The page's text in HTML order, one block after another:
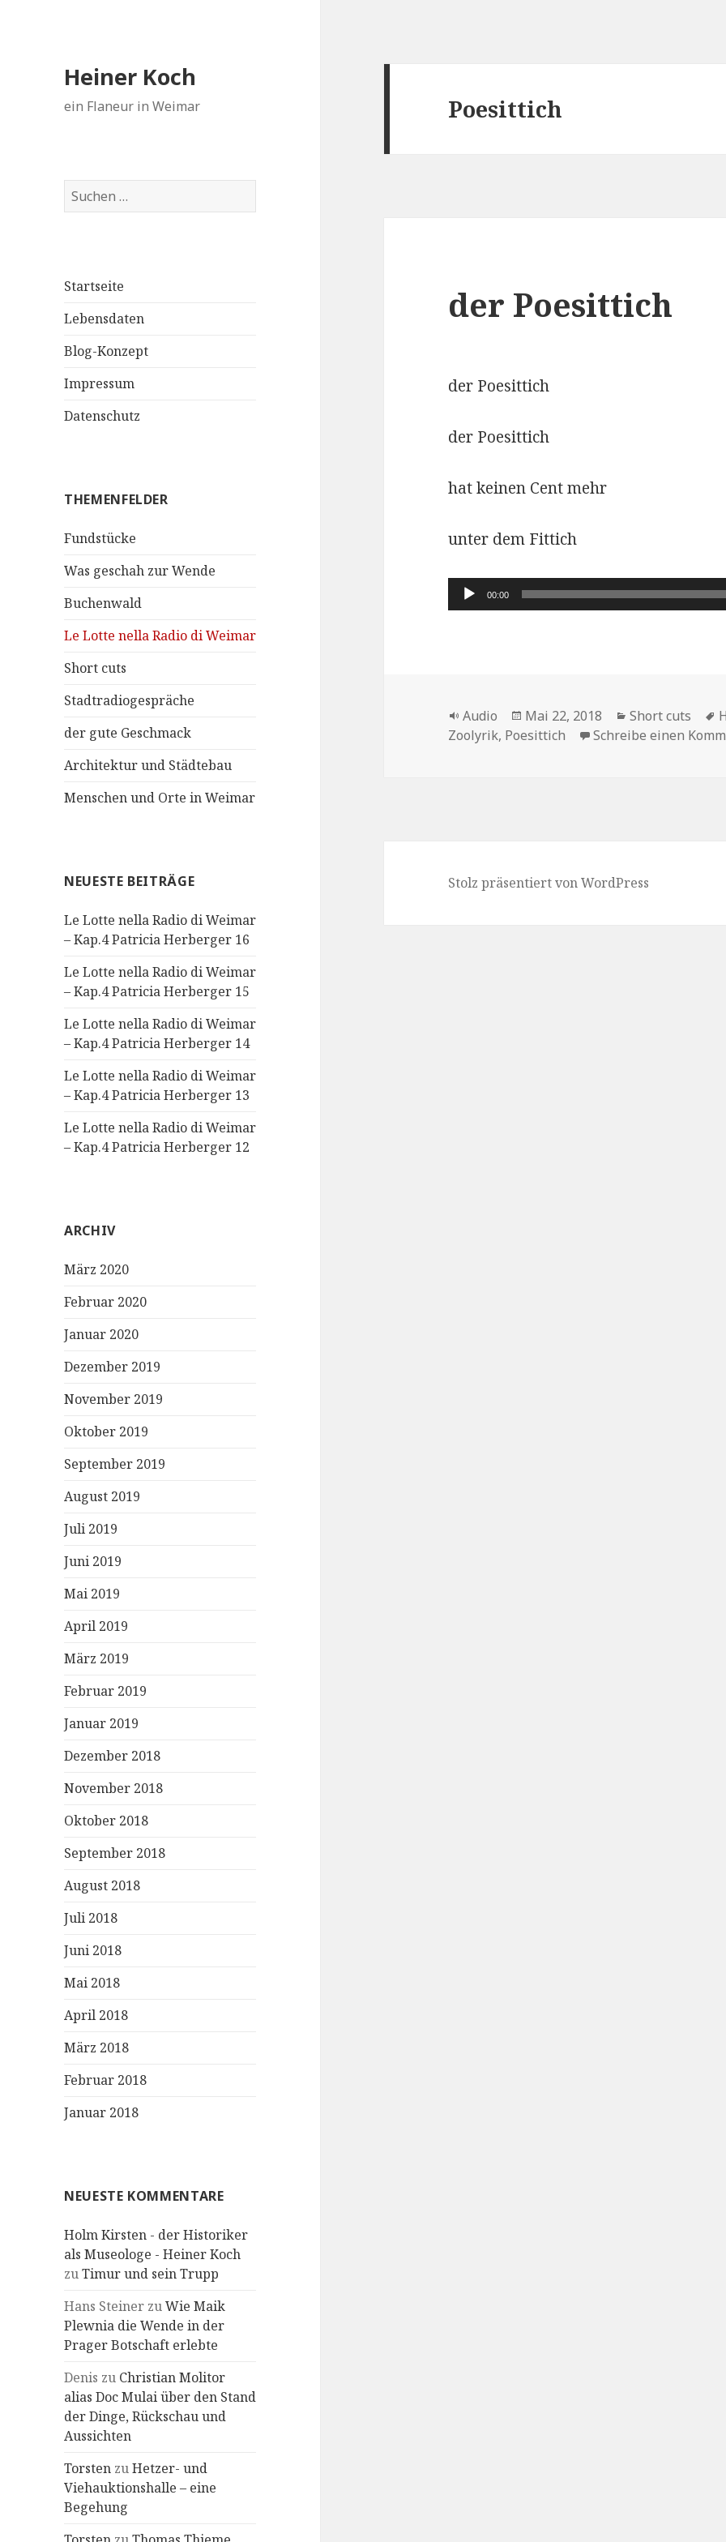
Heiner Koch
ein Flaneur in Weimar
Suchen
nach:
Startseite
Lebensdaten
Blog-Konzept
Impressum
Datenschutz
THEMENFELDER
Fundstücke
Was geschah zur Wende
Buchenwald
Le Lotte nella Radio di Weimar
Short cuts
Stadtradiogespräche
der gute Geschmack
Architektur und Städtebau
Menschen und Orte in Weimar
NEUESTE BEITRÄGE
Le Lotte nella Radio di Weimar
– Kap.4 Patricia Herberger 16
Le Lotte nella Radio di Weimar
– Kap.4 Patricia Herberger 15
Le Lotte nella Radio di Weimar
– Kap.4 Patricia Herberger 14
Le Lotte nella Radio di Weimar
– Kap.4 Patricia Herberger 13
Le Lotte nella Radio di Weimar
– Kap.4 Patricia Herberger 12
ARCHIV
März 2020
Februar 2020
Januar 2020
Dezember 2019
November 2019
Oktober 2019
September 2019
August 2019
Juli 2019
Juni 2019
Mai 2019
April 2019
März 2019
Februar 2019
Januar 2019
Dezember 2018
November 2018
Oktober 2018
September 2018
August 2018
Juli 2018
Juni 2018
Mai 2018
April 2018
März 2018
Februar 2018
Januar 2018
NEUESTE KOMMENTARE
Holm Kirsten - der Historiker
als Museologe - Heiner Koch
zuTimur und sein Trupp
Hans Steiner zuWie Maik
Plewnia die Wende in der
Prager Botschaft erlebte
Denis zu Christian Molitor
alias Doc Mulai über den Stand
der Dinge, Rückschau und
Aussichten
Torsten zuHetzer- und
Viehauktionshalle – eine
Begehung
Poesittich
der Poesittich
der Poesittich
der Poesittich
hat keinen Cent mehr
unter dem Fittich
Audio-
Player
00:00
Format
Audio
Veröffentlicht
am
Mai 22, 2018 Kategorien
Short cuts
Zoolyrik, Poesittich Schreibe einen
Stolz präsentiert von WordPress